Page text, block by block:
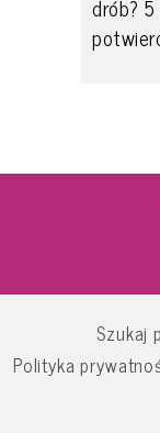
drób?
Szukaj
Polityka